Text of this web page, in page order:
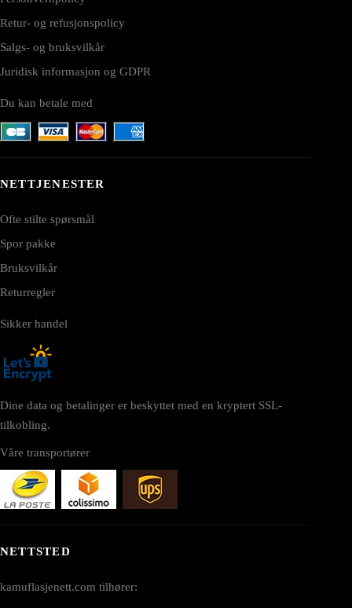
Retur- og refusjonspolicy
Salgs- og bruksvilkår
Juridisk informasjon og GDPR
Du kan betale med
NETTJENESTER
Ofte stilte spørsmål
Spor pakke
Bruksvilkår
Returregler
Sikker handel
Dine data og betalinger er beskyttet med en kryptert SSL-
tilkobling.
Våre transportører
NETTSTED
kamuflasjenett.com tilhører: